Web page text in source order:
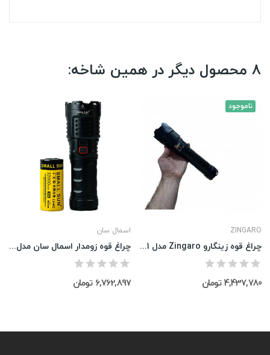
8 محصول دیگر در همین شاخه:
اسمال سان
چراغ قوه زومدار اسمال سان مدل zy-t301
6,762,897 تومان
ناموجود
ZINGARO
چراغ قوه زینگارو Zingaro مدل S011
4,437,780 تومان